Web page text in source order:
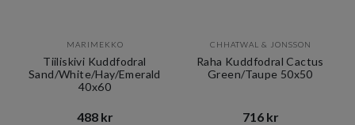
MARIMEKKO
Tiiliskivi Kuddfodral
Sand/White/Hay/Emerald
40x60
488 kr​​
CHHATWAL & JONSSON
Raha Kuddfodral Cactus
Green/Taupe 50x50
716 kr​​